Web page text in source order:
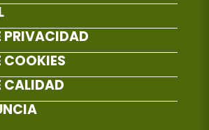
PRIVACIDAD
COOKIES
CALIDAD